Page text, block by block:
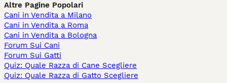
Altre Pagine Popolari
Cani in Vendita a Milano
Cani in Vendita a Roma
Cani in Vendita a Bologna
Forum Sui Cani
Forum Sui Gatti
Quiz: Quale Razza di Cane Scegliere
Quiz: Quale Razza di Gatto Scegliere